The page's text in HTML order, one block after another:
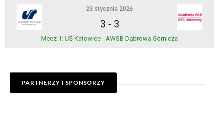
23 stycznia 2026
3 - 3
Mecz 1: UŚ Katowice - AWSB Dąbrowa Górnicza
PARTNERZY I SPONSORZY